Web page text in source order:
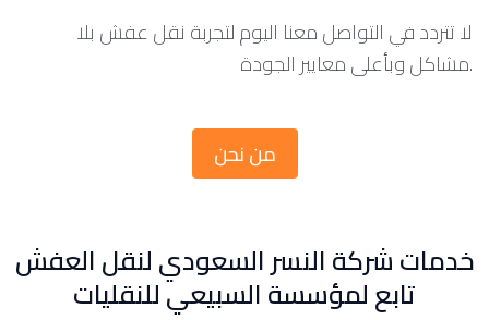
لا تتردد في التواصل معنا اليوم لتجربة نقل عفش بلا
مشاكل وبأعلى معايير الجودة.
من نحن
خدمات شركة النسر السعودي لنقل العفش
تابع لمؤسسة السبيعي للنقليات